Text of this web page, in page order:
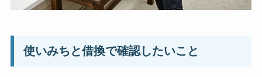
使いみちと借換で確認したいこと